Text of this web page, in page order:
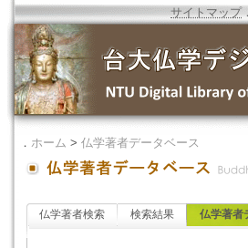
サイトマップ
． ホーム > 仏学著者データベース
仏学著者検索 検索結果 仏学著者